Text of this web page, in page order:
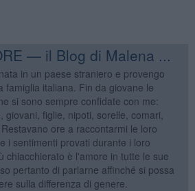
— il Blog di Malena ...
in un paese straniero e provengo
famiglia italiana. Fin da giovane le
si sono sempre confidate con me:
giovani, figlie, nipoti, sorelle, comari,
ore a raccontarmi le loro
i sentimenti provati durante i loro
chiacchierato è l'amore in tutte le sue
pertanto di parlarne affinché si possa
sulla differenza di genere.